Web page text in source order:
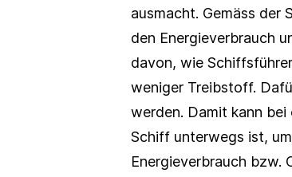
ausmacht. Gemäss der
den Energieverbrauch
davon, wie
weniger Treibstoff.
werden. Damit kann
Schiff unterwegs ist,
Energieverbrauch bzw.